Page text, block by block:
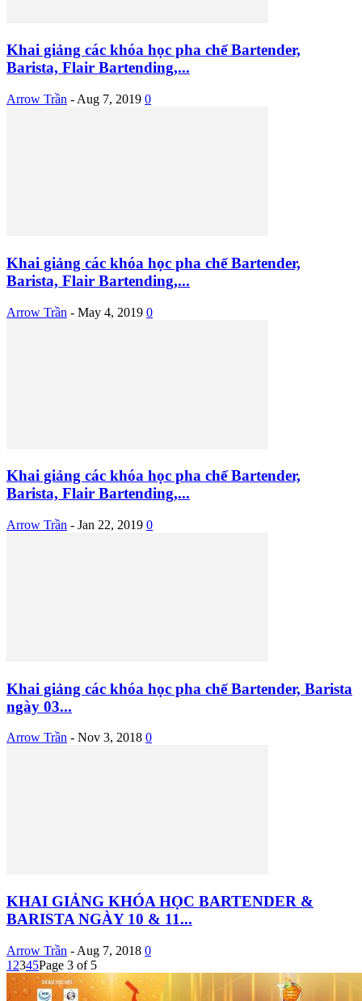
Khai giảng các khóa học pha chế Bartender,
Barista, Flair Bartending,...
Arrow Trần - Aug 7, 2019 0
Khai giảng các khóa học pha chế Bartender,
Barista, Flair Bartending,...
Arrow Trần - May 4, 2019 0
Khai giảng các khóa học pha chế Bartender,
Barista, Flair Bartending,...
Arrow Trần - Jan 22, 2019 0
Khai giảng các khóa học pha chế Bartender, Barista
ngày 03...
Arrow Trần - Nov 3, 2018 0
KHAI GIẢNG KHÓA HỌC BARTENDER &
BARISTA NGÀY 10 & 11...
Arrow Trần - Aug 7, 2018 0
1 2345Page 3 of 5